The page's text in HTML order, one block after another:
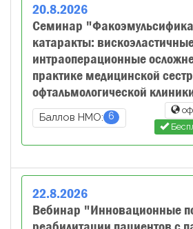
20.8.2026
Семинар
катаракты:
интраоперационные
практике медицинской
офтальмологической
Баллов НМО: 6
22.8.2026
Вебинар "Инновационные